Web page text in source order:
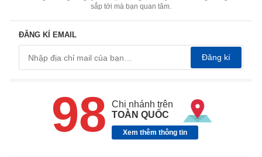
sắp tới mà bạn quan tâm.
ĐĂNG KÍ EMAIL
Đăng kí
98
Chi nhánh trên
TOÀN QUỐC
Xem thêm thông tin